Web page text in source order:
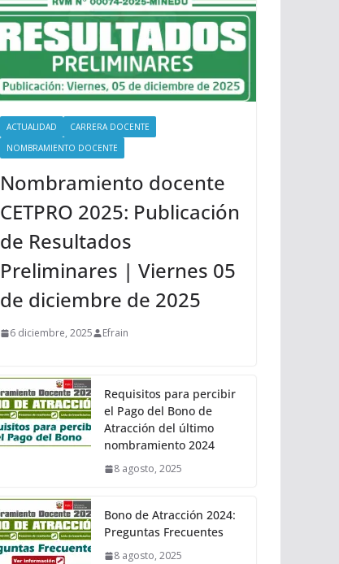
ACTUALIDAD
CARRERA DOCENTE
NOMBRAMIENTO DOCENTE
Nombramiento docente
CETPRO 2025: Publicación
de Resultados
Preliminares | Viernes 05
de diciembre de 2025
6 diciembre, 2025 Efrain
Requisitos para percibir
el Pago del Bono de
Atracción del último
nombramiento 2024
8 agosto, 2025
Bono de Atracción 2024:
Preguntas Frecuentes
8 agosto, 2025